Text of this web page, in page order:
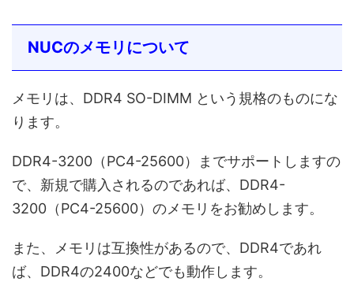
NUCのメモリについて
メモリは、DDR4 SO-DIMM という規格のものにな
ります。
DDR4-3200（PC4-25600）までサポートしますの
で、新規で購入されるのであれば、DDR4-
3200（PC4-25600）のメモリをお勧めします。
また、メモリは互換性があるので、DDR4であれ
ば、DDR4の2400などでも動作します。